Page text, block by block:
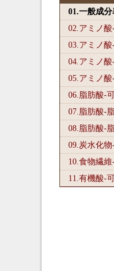
01.一般成
02.アミノ
03.アミノ
04.アミノ
05.アミノ
06.脂肪酸-
07.脂肪酸-
08.脂肪酸-
09.炭水化
10.食物繊
11.有機酸-